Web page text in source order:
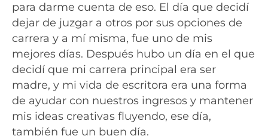
para darme cuenta de eso. El día que decidí
dejar de juzgar a otros por sus opciones de
carrera y a mí misma, fue uno de mis
mejores días. Después hubo un día en el que
decidí que mi carrera principal era ser
madre, y mi vida de escritora era una forma
de ayudar con nuestros ingresos y mantener
mis ideas creativas fluyendo, ese día,
también fue un buen día.